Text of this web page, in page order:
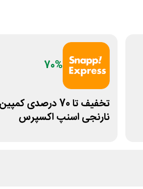
70%
تخفیف تا 70 درصدی کمپین
نارنجی اسنپ اکسپرس